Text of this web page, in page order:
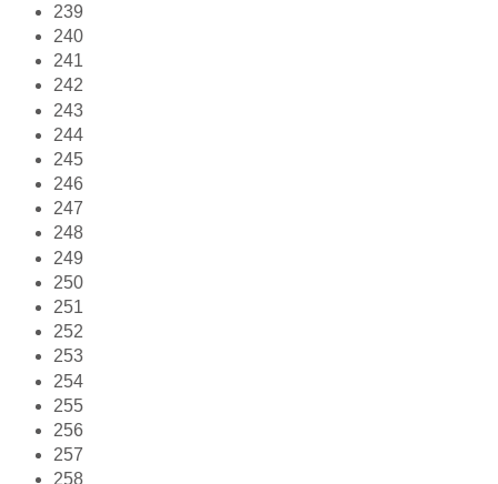
239
240
241
242
243
244
245
246
247
248
249
250
251
252
253
254
255
256
257
258